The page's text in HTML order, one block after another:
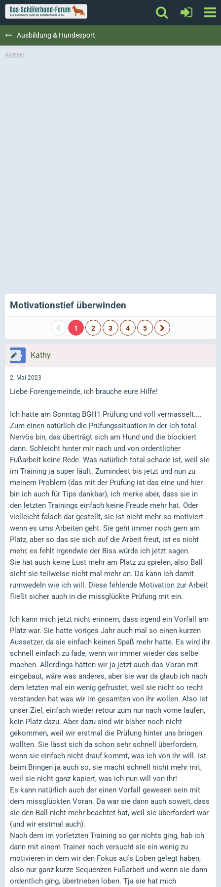
Ausbildung & Hundesport
Motivationstief überwinden
1 2 3 4 5
Kathy
2. Mai 2023
Liebe Forengemeinde, ich brauche eure Hilfe!
Ich hatte am Sonntag BGH1 Prüfung und voll vermasselt....
Zum einen natürlich die Prüfungssituation in der ich total
Nervös bin, das überträgt sich am Hund und die blockiert
dann. Schleicht hinter mir nach und von ordentlicher
Fußarbeit keine Rede. Was natürlich total schade ist, weil sie
im Training ja super läuft. Zumindest bis jetzt und nun zu
meinem Problem (das mit der Prüfung ist das eine und hier
bin ich auch für Tips dankbar), ich merke aber, dass sie in
den letzten Trainings einfach keine Freude mehr hat. Oder
vielleicht falsch dar gestellt, sie ist nicht mehr so motiviert
wenn es ums Arbeiten geht. Sie geht immer noch gern am
Platz, aber so das sie sich auf die Arbeit freut, ist es nicht
mehr, es fehlt irgendwie der Biss würde ich jetzt sagen.
Sie hat auch keine Lust mehr am Platz zu spielen, also Ball
sieht sie teilweise nicht mal mehr an. Da kann ich damit
rumwedeln wie ich will. Diese fehlende Motivation zur Arbeit
fließt sicher auch in die missglückte Prüfung mit ein.
Ich kann mich jetzt nicht erinnern, dass irgend ein Vorfall am
Platz war. Sie hatte voriges Jahr auch mal so einen kurzen
Aussetzer, da sie einfach keinen Spaß mehr hatte. Es wird ihr
schnell einfach zu fade, wenn wir immer wieder das selbe
machen. Allerdings hätten wir ja jetzt auch das Voran mit
eingebaut, wäre was anderes, aber sie war da glaub ich nach
dem letzten mal ein wenig gefrustet, weil sie nicht so recht
verstanden hat was wir im gesamten von ihr wollen. Also ist
unser Ziel, einfach wieder retour zum nur nach vorne laufen,
kein Platz dazu. Aber dazu sind wir bisher noch nicht
gekommen, weil wir erstmal die Prüfung hinter uns bringen
wollten. Sie lässt sich da schon sehr schnell überfordern,
wenn sie einfach nicht drauf kommt, was ich von ihr will. Ist
beim Bringen ja auch so, sie macht schnell nicht mehr mit,
weil sie nicht ganz kapiert, was ich nun will von ihr!
Es kann natürlich auch der einen Vorfall gewesen sein mit
dem missglückten Voran. Da war sie dann auch soweit, dass
sie den Ball nicht mehr beachtet hat, weil sie überfordert war
(und wir erstmal auch).
Nach dem im vorletzten Training so gar nichts ging, hab ich
dann mit einem Trainer noch versucht sie ein wenig zu
motivieren in dem wir den Fokus aufs Loben gelegt haben,
also nur ganz kurze Sequenzen Fußarbeit und wenn sie dann
ordentlich ging, übertrieben loben. Tja sie hat mich